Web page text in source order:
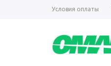
Условия оплаты